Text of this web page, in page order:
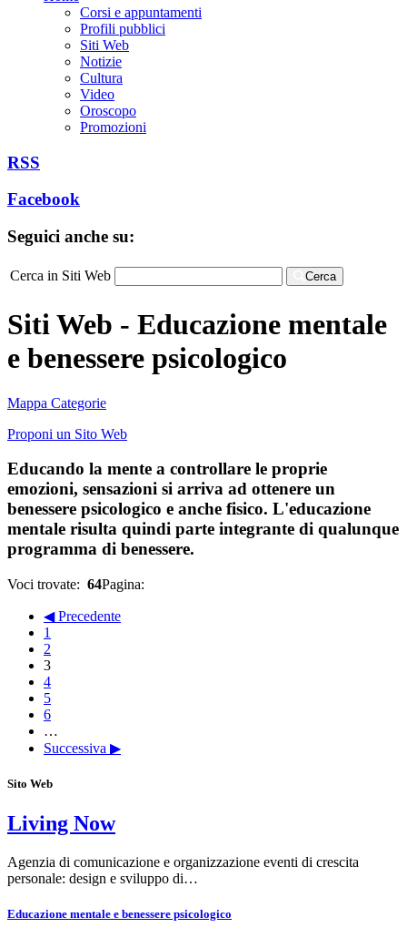
Corsi e appuntamenti
Profili pubblici
Siti Web
Notizie
Cultura
Video
Oroscopo
Promozioni
RSS
Facebook
Seguici anche su:
Cerca in Siti Web Cerca
Siti Web - Educazione mentale
e benessere psicologico
Mappa Categorie
Proponi un Sito Web
Educando la mente a controllare le proprie
emozioni, sensazioni si arriva ad ottenere un
benessere psicologico e anche fisico. L'educazione
mentale risulta quindi parte integrante di qualunque
programma di benessere.
Voci trovate: 64Pagina:
◀ Precedente
1
2
3
4
5
6
…
Successiva ▶
Sito Web
Living Now
Agenzia di comunicazione e organizzazione eventi di crescita
personale: design e sviluppo di…
Educazione mentale e benessere psicologico